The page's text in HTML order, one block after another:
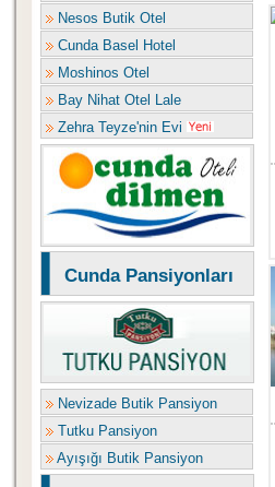
Nesos Butik Otel
Cunda Basel Hotel
Moshinos Otel
Bay Nihat Otel Lale
Zehra Teyze'nin Evi
Cunda Pansiyonları
Nevizade Butik Pansiyon
Tutku Pansiyon
Ayışığı Butik Pansiyon